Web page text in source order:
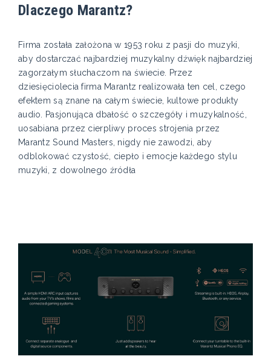
Dlaczego Marantz?
Firma została założona w 1953 roku z pasji do muzyki,
aby dostarczać najbardziej muzykalny dźwięk najbardziej
zagorzałym słuchaczom na świecie. Przez
dziesięciolecia firma Marantz realizowała ten cel, czego
efektem są znane na całym świecie, kultowe produkty
audio. Pasjonująca dbałość o szczegóły i muzykalność,
uosabiana przez cierpliwy proces strojenia przez
Marantz Sound Masters, nigdy nie zawodzi, aby
odblokować czystość, ciepło i emocje każdego stylu
muzyki, z dowolnego źródła